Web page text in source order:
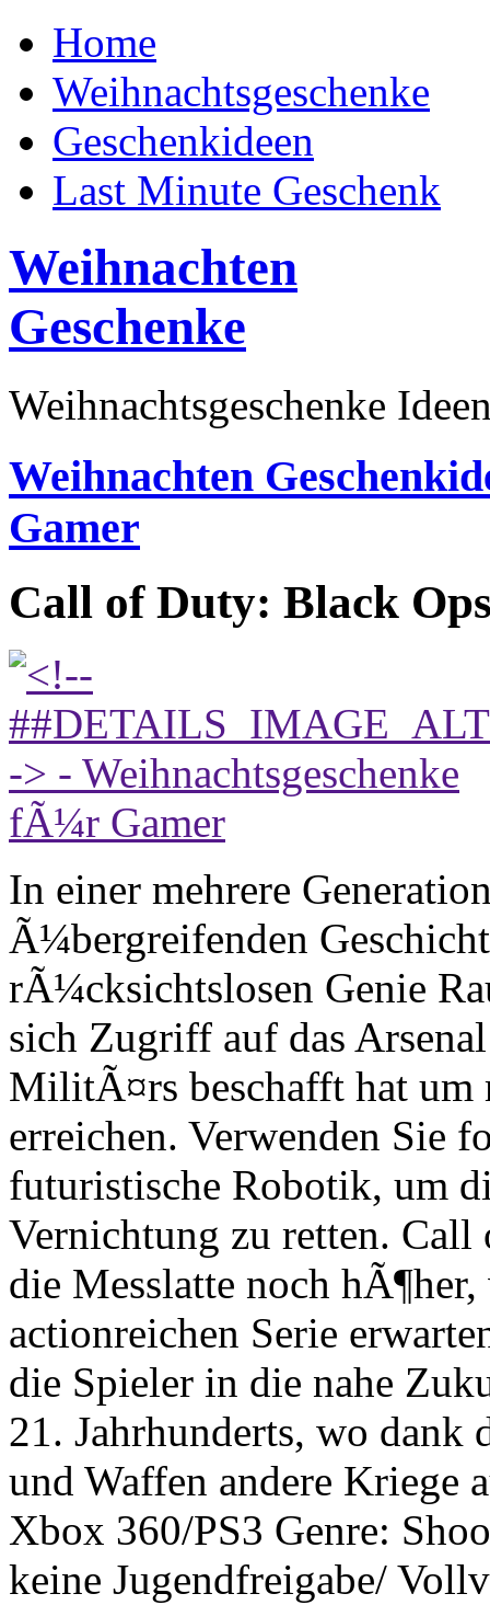
Home
Weihnachtsgeschenke
Geschenkideen
Last Minute Geschenk
Weihnachten
Geschenke
Weihnachtsgeschenke
Weihnachten
Gamer
Call of Duty: Black
In einer mehrere
Ã¼bergreifenden
rÃ¼cksichtslosen Genie
sich Zugriff auf das
MilitÃ¤rs beschafft hat um
erreichen. Verwenden Sie
futuristische Robotik, um
Vernichtung zu retten.
die Messlatte noch
actionreichen Serie
die Spieler in die nahe
21. Jahrhunderts, wo dank
und Waffen andere Kriege
Xbox 360/PS3 Genre:
keine Jugendfreigabe/